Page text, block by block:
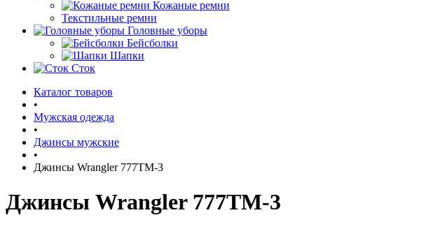
Кожаные ремни
Текстильные ремни
Головные уборы
Бейсболки
Шапки
Сток
Каталог товаров
•
Мужская одежда
•
Джинсы мужские
•
Джинсы Wrangler 777TM-3
Джинсы Wrangler 777TM-3